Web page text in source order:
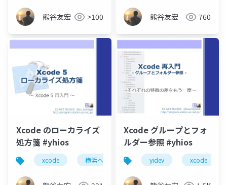
熊谷友宏 >100 熊谷友宏 760
Xcode のローカライズ
処方箋 #yhios
xcode 横浜へなちょこ勉強会
Xcode グループとフォ
ルダー参照 #yhios
yidev xcode